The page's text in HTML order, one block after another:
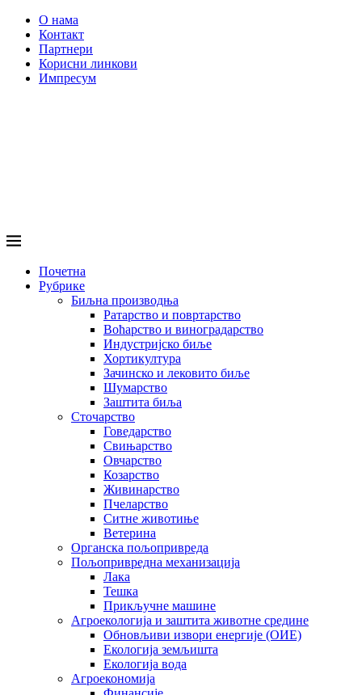
О нама
Контакт
Партнери
Корисни линкови
Импресум
Почетна
Рубрике
Биљна производња
Ратарство и повртарство
Воћарство и виноградарство
Индустријско биље
Хортикултура
Зачинско и лековито биље
Шумарство
Заштита биља
Сточарство
Говедарство
Свињарство
Овчарство
Козарство
Живинарство
Пчеларство
Ситне животиње
Ветерина
Органска пољопривреда
Пољопривредна механизација
Лака
Тешка
Прикључне машине
Агроекологија и заштита животне средине
Обновљиви извори енергије (ОИЕ)
Екологија земљишта
Екологија вода
Агроекономија